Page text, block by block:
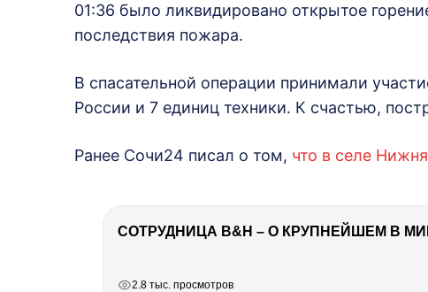
01:36 было ликвидировано открытое
последствия пожара.
В спасательной операции принимали
России и 7 единиц техники. К счастью,
Ранее Сочи24 писал о том, что в селе
СОТРУДНИЦА B&H – О КРУПНЕЙШЕМ В
2.8 тыс. просмотров